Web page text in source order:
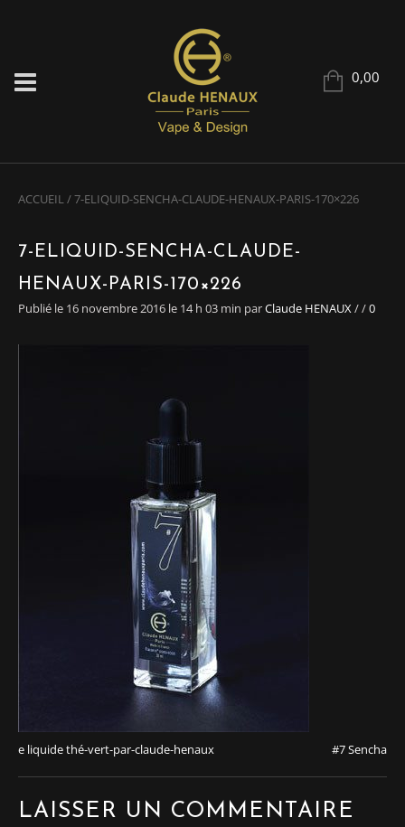
0,00
ACCUEIL/7-ELIQUID-SENCHA-CLAUDE-HENAUX-PARIS-170×226
7-ELIQUID-SENCHA-CLAUDE-
HENAUX-PARIS-170×226
Publié le 16 novembre 2016 le 14 h 03 min parClaude HENAUX//0
e liquide thé-vert-par-claude-henaux #7 Sencha
LAISSER UN COMMENTAIRE